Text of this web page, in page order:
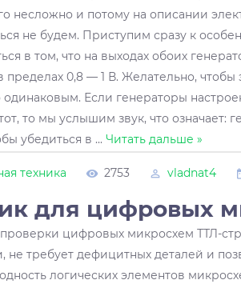
несложно и потому на описании
не будем. Приступим сразу к
в том, что на выходах обоих
пределах 0,8 — 1 В. Желательно, чтобы
одинаковым. Если генераторы
то мы услышим звук, что означает:
убедиться в ...Читать дальше »
техника 2753 vladnat4
для цифровых
цифровых микросхем ТТЛ-
не требует дефицитных деталей и
логических элементов